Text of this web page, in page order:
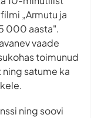
„Armutu ja
000 aasta".
vaade
toimunud
satume ka
ning soovi